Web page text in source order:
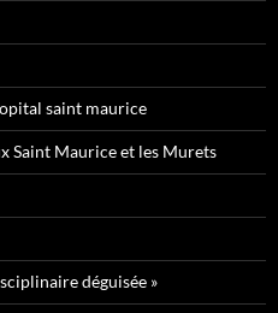
saint maurice
Saint Maurice et les Murets
déguisée »